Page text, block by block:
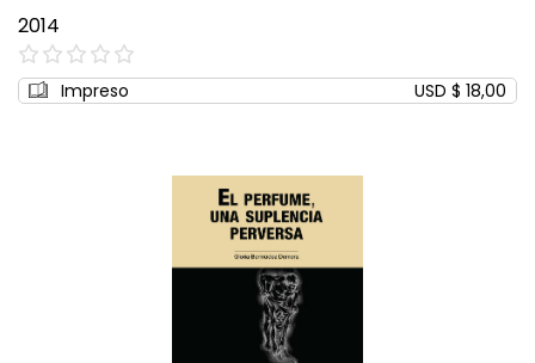
2014
0%
Impreso USD $ 18,00